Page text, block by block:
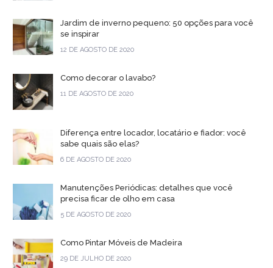
Jardim de inverno pequeno: 50 opções para você
se inspirar
12 DE AGOSTO DE 2020
Como decorar o lavabo?
11 DE AGOSTO DE 2020
Diferença entre locador, locatário e fiador: você
sabe quais são elas?
6 DE AGOSTO DE 2020
Manutenções Periódicas: detalhes que você
precisa ficar de olho em casa
5 DE AGOSTO DE 2020
Como Pintar Móveis de Madeira
29 DE JULHO DE 2020